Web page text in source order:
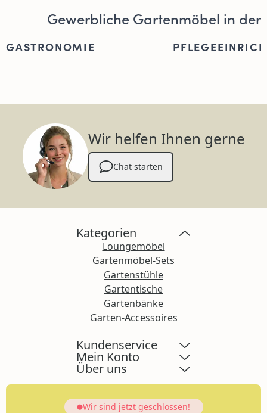
Gewerbliche Gartenmöbel in der
GASTRONOMIE
Wir helfen Ihnen gerne
Chat starten
Kategorien
Loungemöbel
Gartenmöbel-Sets
Gartenstühle
Gartentische
Gartenbänke
Garten-Accessoires
Kundenservice
Mein Konto
Über uns
Wir sind jetzt geschlossen!